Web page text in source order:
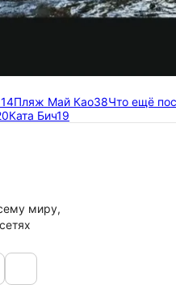
Пляж Май Као38Что ещё
Ката Бич19
миру,